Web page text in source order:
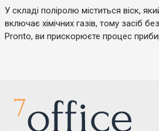
У складі поліролю міститься віск,
включає хімічних газів, тому засіб
Pronto, ви прискорюєте процес